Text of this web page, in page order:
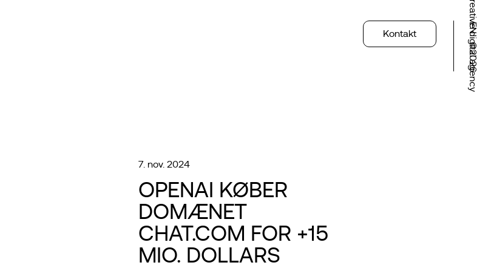
Kontakt
EN
Creative digital agency
©2026
7. nov. 2024
OPENAI KØBER
DOMÆNET
CHAT.COM FOR +15
MIO. DOLLARS